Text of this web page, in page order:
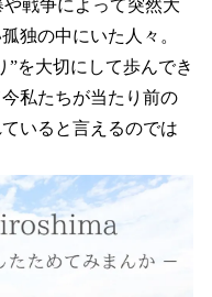
戦争によって突然大
独の中にいた人々。
”を大切にして歩んでき
私たちが当たり前の
いると言えるのでは